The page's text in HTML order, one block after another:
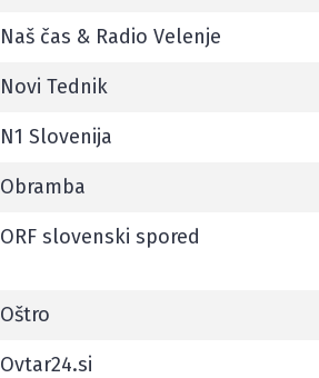
Naš čas & Radio Velenje
Novi Tednik
N1 Slovenija
Obramba
ORF slovenski spored
Oštro
Ovtar24.si